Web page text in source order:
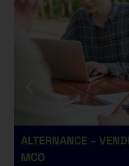
ALTERNANCE –
MCO